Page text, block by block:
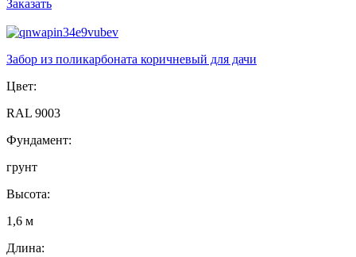
Заказать
Забор из поликарбоната коричневый для дачи
Цвет:
RAL 9003
Фундамент:
грунт
Высота:
1,6 м
Длина: